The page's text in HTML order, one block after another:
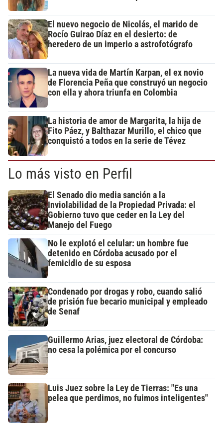
El nuevo negocio de Nicolás, el marido de
Rocío Guirao Díaz en el desierto: de
heredero de un imperio a astrofotógrafo
La nueva vida de Martín Karpan, el ex novio
de Florencia Peña que construyó un negocio
con ella y ahora triunfa en Colombia
La historia de amor de Margarita, la hija de
Fito Páez, y Balthazar Murillo, el chico que
conquistó a todos en la serie de Tévez
Lo más visto en Perfil
El Senado dio media sanción a la
Inviolabilidad de la Propiedad Privada: el
Gobierno tuvo que ceder en la Ley del
Manejo del Fuego
No le explotó el celular: un hombre fue
detenido en Córdoba acusado por el
femicidio de su esposa
Condenado por drogas y robo, cuando salió
de prisión fue becario municipal y empleado
de Senaf
Guillermo Arias, juez electoral de Córdoba:
no cesa la polémica por el concurso
Luis Juez sobre la Ley de Tierras: "Es una
pelea que perdimos, no fuimos inteligentes"